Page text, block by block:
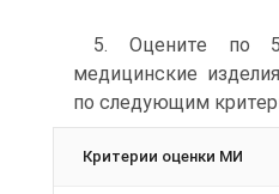
5. Оцените по
медицинские
по следующим
Критерии оценки МИ